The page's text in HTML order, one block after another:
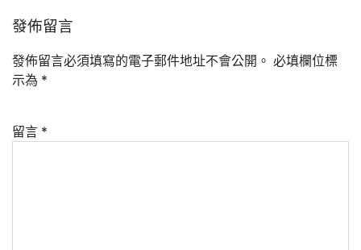
發佈留言
發佈留言必須填寫的電子郵件地址不會公開。 必填欄位標
示為 *
留言 *